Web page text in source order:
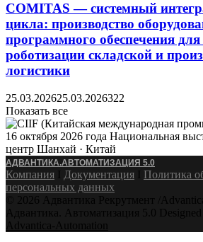
COMITAS — системный
цикла: производство
программного обеспечения
роботизации складской и
логистики
25.03.202625.03.2026322
Показать все
АДВАНТИКА.АВТОМАТИЗАЦИЯ 5.0
Компания Ӏ Документация Ӏ Политика
персональных данных
© 2026 Адвантика Рекрутмент /
Адвантика. Автоматизация 5.0
Advantica-Automation